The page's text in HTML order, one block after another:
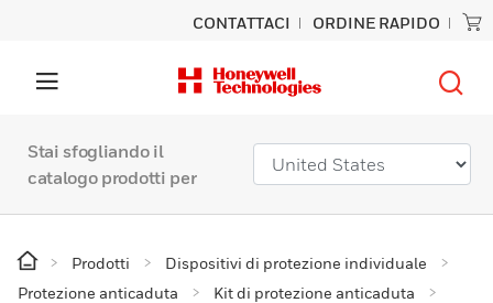
CONTATTACI ORDINE RAPIDO
Stai sfogliando il
catalogo prodotti per
Prodotti
Dispositivi di protezione individuale
Protezione anticaduta
Kit di protezione anticaduta